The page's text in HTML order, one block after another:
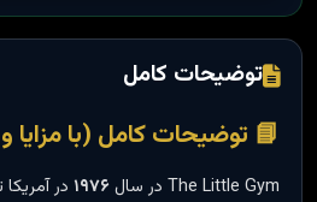
توضیحات کامل
📘 توضیحات کامل (با مزایا
The Little Gym در سال ۱۹۷۶ در